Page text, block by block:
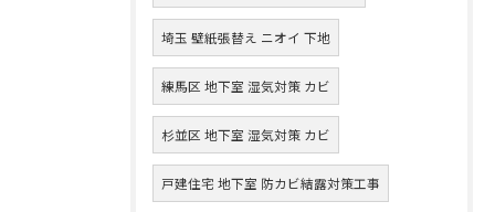
埼玉 壁紙張替え ニオイ 下地
練馬区 地下室 湿気対策 カビ
杉並区 地下室 湿気対策 カビ
戸建住宅 地下室 防カビ結露対策工事